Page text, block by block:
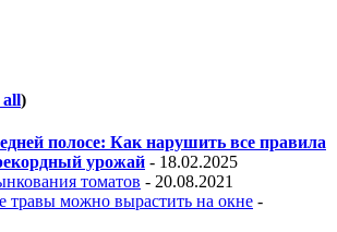
all)
полосе: Как нарушить все правила
урожай - 18.02.2025
томатов - 20.08.2021
травы можно вырастить на окне -